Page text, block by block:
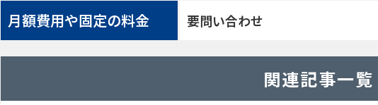
月額費用や固定の料金 要問い合わせ
関連記事一覧